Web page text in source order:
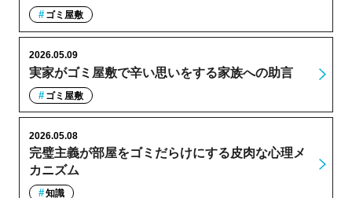
ゴミ屋敷
実家がゴミ屋敷で辛い思いをする家族への助言
2026.05.09
ゴミ屋敷
完璧主義が部屋をゴミだらけにする皮肉な心理メ
カニズム
2026.05.08
知識